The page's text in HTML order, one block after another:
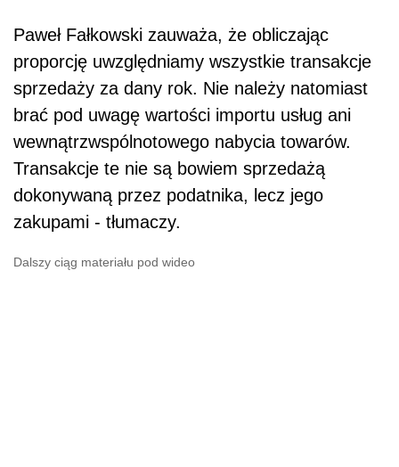
Paweł Fałkowski zauważa, że obliczając
proporcję uwzględniamy wszystkie transakcje
sprzedaży za dany rok. Nie należy natomiast
brać pod uwagę wartości importu usług ani
wewnątrzwspólnotowego nabycia towarów.
Transakcje te nie są bowiem sprzedażą
dokonywaną przez podatnika, lecz jego
zakupami - tłumaczy.
Dalszy ciąg materiału pod wideo